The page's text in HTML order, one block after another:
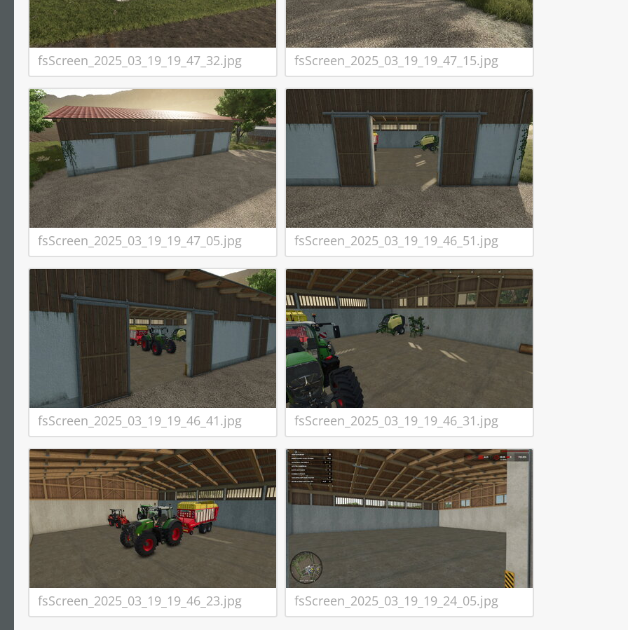
fsScreen_2025_03_19_19_47_32.jpg fsScreen_2025_03_19_19_47_15.jpg
fsScreen_2025_03_19_19_47_05.jpg fsScreen_2025_03_19_19_46_51.jpg
fsScreen_2025_03_19_19_46_41.jpg fsScreen_2025_03_19_19_46_31.jpg
fsScreen_2025_03_19_19_46_23.jpg fsScreen_2025_03_19_19_24_05.jpg